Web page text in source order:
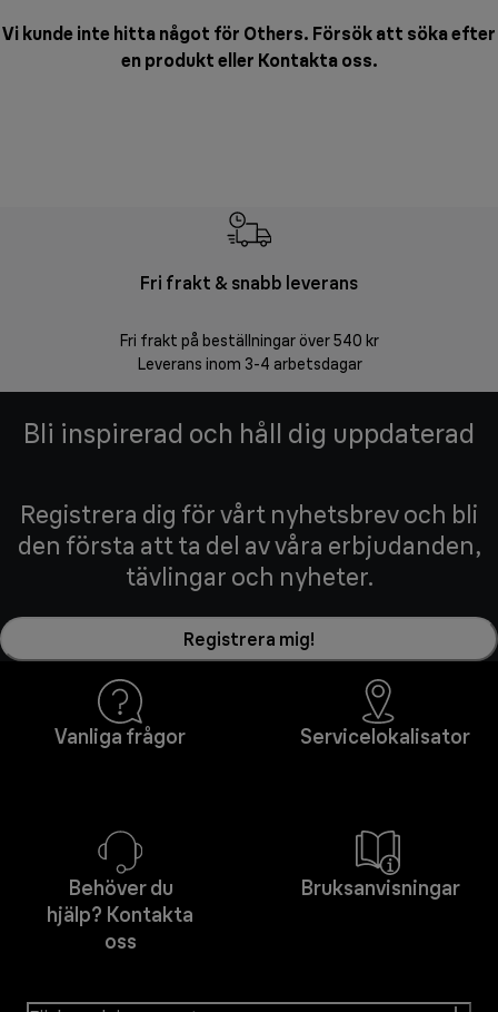
Vi kunde inte hitta något för Others. Försök att söka efter
en produkt eller Kontakta oss.
Fri frakt & snabb leverans
Fri frakt på beställningar över 540 kr
Leverans inom 3-4 arbetsdagar
Bli inspirerad och håll dig uppdaterad
Registrera dig för vårt nyhetsbrev och bli
den första att ta del av våra erbjudanden,
tävlingar och nyheter.
Registrera mig!
Vanliga frågor Servicelokalisator
Behöver du
hjälp? Kontakta
oss
Bruksanvisningar